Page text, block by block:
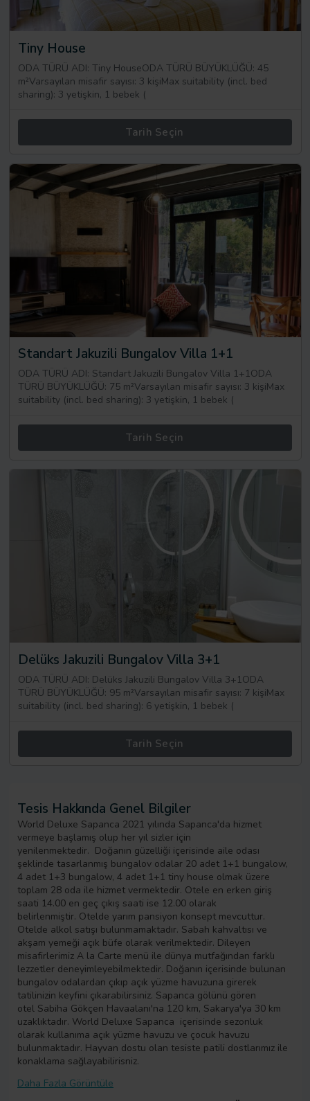
Tiny House
ODA TÜRÜ ADI: Tiny HouseODA TÜRÜ BÜYÜKLÜĞÜ: 45
m²Varsayılan misafir sayısı: 3 kişiMax suitability (incl. bed
sharing): 3 yetişkin, 1 bebek (
Tarih Seçin
Standart Jakuzili Bungalov Villa 1+1
ODA TÜRÜ ADI: Standart Jakuzili Bungalov Villa 1+1ODA
TÜRÜ BÜYÜKLÜĞÜ: 75 m²Varsayılan misafir sayısı: 3 kişiMax
suitability (incl. bed sharing): 3 yetişkin, 1 bebek (
Tarih Seçin
Delüks Jakuzili Bungalov Villa 3+1
ODA TÜRÜ ADI: Delüks Jakuzili Bungalov Villa 3+1ODA
TÜRÜ BÜYÜKLÜĞÜ: 95 m²Varsayılan misafir sayısı: 7 kişiMax
suitability (incl. bed sharing): 6 yetişkin, 1 bebek (
Tarih Seçin
Tesis Hakkında Genel Bilgiler
World Deluxe Sapanca 2021 yılında Sapanca'da hizmet
vermeye başlamış olup her yıl sizler için
yenilenmektedir. Doğanın güzelliği içerisinde aile odası
şeklinde tasarlanmış bungalov odalar 20 adet 1+1 bungalow,
4 adet 1+3 bungalow, 4 adet 1+1 tiny house olmak üzere
toplam 28 oda ile hizmet vermektedir. Otele en erken giriş
saati 14.00 en geç çıkış saati ise 12.00 olarak
belirlenmiştir. Otelde yarım pansiyon konsept mevcuttur.
Otelde alkol satışı bulunmamaktadır. Sabah kahvaltısı ve
akşam yemeği açık büfe olarak verilmektedir. Dileyen
misafirlerimiz A la Carte menü ile dünya mutfağından farklı
lezzetler deneyimleyebilmektedir. Doğanın içerisinde bulunan
bungalov odalardan çıkıp açık yüzme havuzuna girerek
tatilinizin keyfini çıkarabilirsiniz. Sapanca gölünü gören
otel Sabiha Gökçen Havaalanı'na 120 km, Sakarya'ya 30 km
uzaklıktadır. World Deluxe Sapanca içerisinde sezonluk
olarak kullanıma açık yüzme havuzu ve çocuk havuzu
bulunmaktadır. Hayvan dostu olan tesiste patili dostlarımız ile
konaklama sağlayabilirisniz.
Daha Fazla Görüntüle